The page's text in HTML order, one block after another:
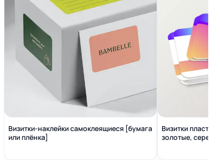
Визитки-наклейки самоклеящиеся [бумага
или плёнка]
Визитки
золотые,